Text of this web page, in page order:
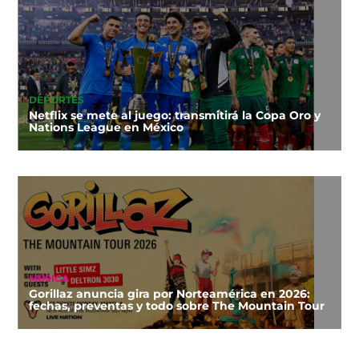
DEPORTES
Netflix se mete al juego: transmitirá la Copa Oro y
Nations League en México
MÚSICA
Gorillaz anuncia gira por Norteamérica en 2026:
fechas, preventas y todo sobre The Mountain Tour